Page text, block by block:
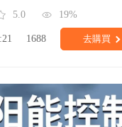
5.0 19%
1688 去購買